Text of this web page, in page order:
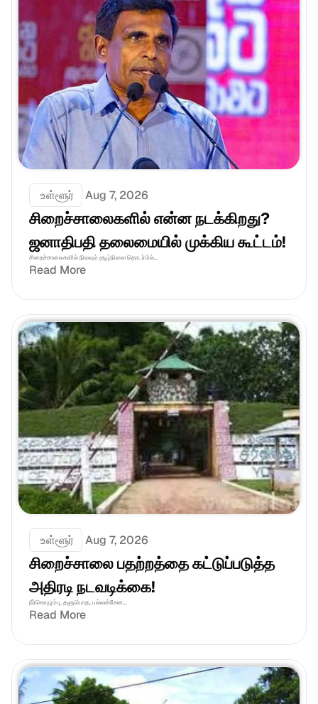
உள்ளூர் Aug 7, 2026
சிறைச்சாலைகளில் என்ன நடக்கிறது?
ஜனாதிபதி தலைமையில் முக்கிய கூட்டம்!
சிறைச்சாலைகளில் நிலவும் சூழ்நிலை தொடர்பில்...
Read More
உள்ளூர் Aug 7, 2026
சிறைச்சாலை பதற்றத்தை கட்டுப்படுத்த
அதிரடி நடவடிக்கை!
நீர்கொழும்பு, தளுபொத, பல்லன்சேன...
Read More